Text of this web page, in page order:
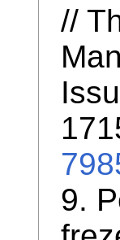
//
9.